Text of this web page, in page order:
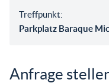
Treffpunkt:
Parkplatz Baraque
Anfrage